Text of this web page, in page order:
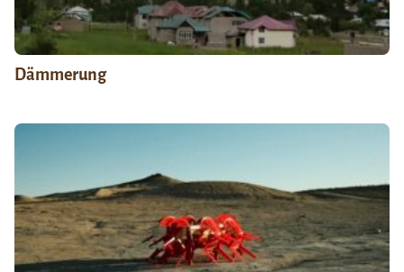
Dämmerung